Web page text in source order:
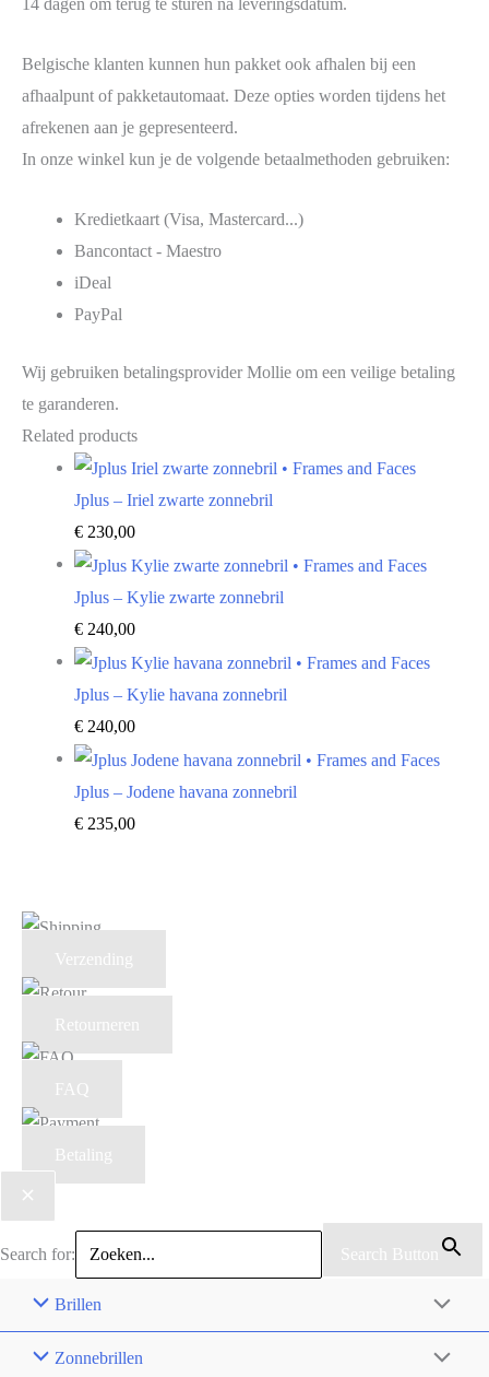
14 dagen om terug te sturen na leveringsdatum.
Belgische klanten kunnen hun pakket ook afhalen bij een
afhaalpunt of pakketautomaat. Deze opties worden tijdens het
afrekenen aan je gepresenteerd.
In onze winkel kun je de volgende betaalmethoden gebruiken:
Kredietkaart (Visa, Mastercard...)
Bancontact - Maestro
iDeal
PayPal
Wij gebruiken betalingsprovider Mollie om een veilige betaling
te garanderen.
Related products
Jplus – Iriel zwarte zonnebril
€ 230,00
Jplus – Kylie zwarte zonnebril
€ 240,00
Jplus – Kylie havana zonnebril
€ 240,00
Jplus – Jodene havana zonnebril
€ 235,00
Verzending
Retourneren
FAQ
Betaling
Search for: Search Button
Brillen
Zonnebrillen